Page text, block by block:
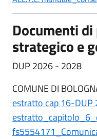
Documenti
strategico e
DUP 2026 - 2028
COMUNE DI
estratto cap 16-